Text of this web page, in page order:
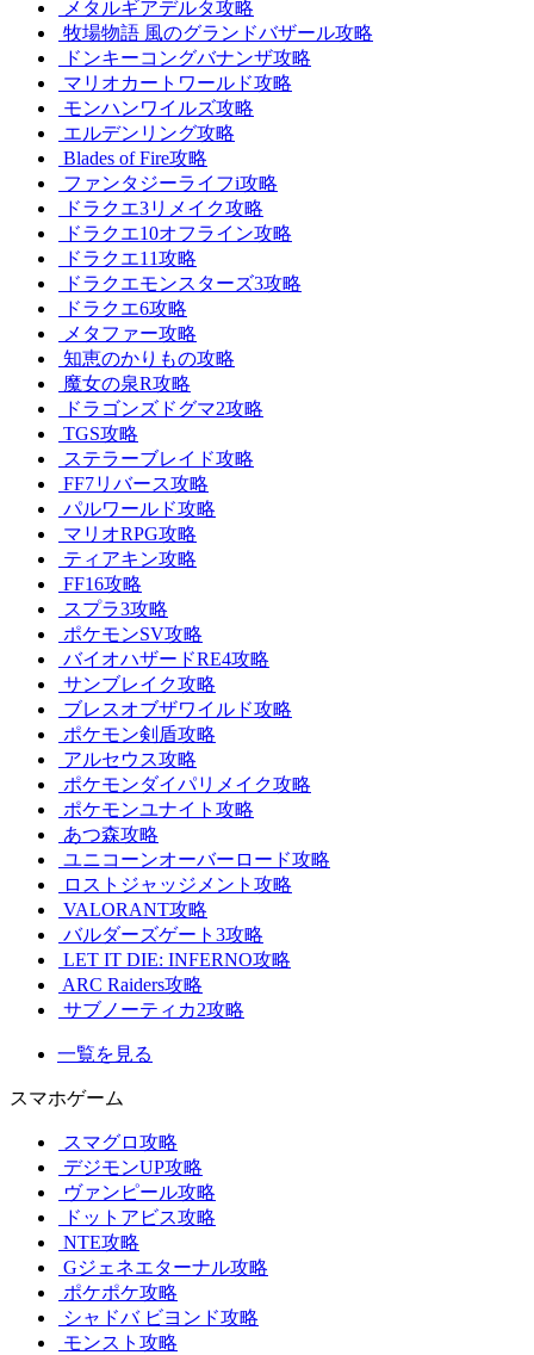
メタルギアデルタ攻略
牧場物語 風のグランドバザール攻略
ドンキーコングバナンザ攻略
マリオカートワールド攻略
モンハンワイルズ攻略
エルデンリング攻略
Blades of Fire攻略
ファンタジーライフi攻略
ドラクエ3リメイク攻略
ドラクエ10オフライン攻略
ドラクエ11攻略
ドラクエモンスターズ3攻略
ドラクエ6攻略
メタファー攻略
知恵のかりもの攻略
魔女の泉R攻略
ドラゴンズドグマ2攻略
TGS攻略
ステラーブレイド攻略
FF7リバース攻略
パルワールド攻略
マリオRPG攻略
ティアキン攻略
FF16攻略
スプラ3攻略
ポケモンSV攻略
バイオハザードRE4攻略
サンブレイク攻略
ブレスオブザワイルド攻略
ポケモン剣盾攻略
アルセウス攻略
ポケモンダイパリメイク攻略
ポケモンユナイト攻略
あつ森攻略
ユニコーンオーバーロード攻略
ロストジャッジメント攻略
VALORANT攻略
バルダーズゲート3攻略
LET IT DIE: INFERNO攻略
ARC Raiders攻略
サブノーティカ2攻略
一覧を見る
スマホゲーム
スマグロ攻略
デジモンUP攻略
ヴァンピール攻略
ドットアビス攻略
NTE攻略
Gジェネエターナル攻略
ポケポケ攻略
シャドバ ビヨンド攻略
モンスト攻略